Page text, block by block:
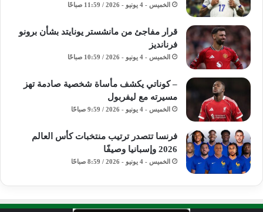
الخميس - 4 يونيو - 2026 / 11:59 صباحًا
قرار مفاجئ من مانشستر يونايتد بشأن برونو
فرنانديز
الخميس - 4 يونيو - 2026 / 10:59 صباحًا
– كوناتي يكشف مأساة شخصية صادمة تهز
مسيرته مع ليفربول
الخميس - 4 يونيو - 2026 / 9:59 صباحًا
فرنسا تتصدر ترتيب منتخبات كأس العالم
2026 وإسبانيا وصيفًا
الخميس - 4 يونيو - 2026 / 8:59 صباحًا